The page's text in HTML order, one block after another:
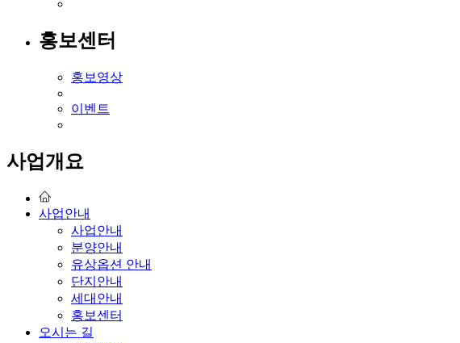
홍보센터
홍보영상
이벤트
사업개요
사업안내
사업안내
분양안내
유상옵션 안내
단지안내
세대안내
홍보센터
오시는 길